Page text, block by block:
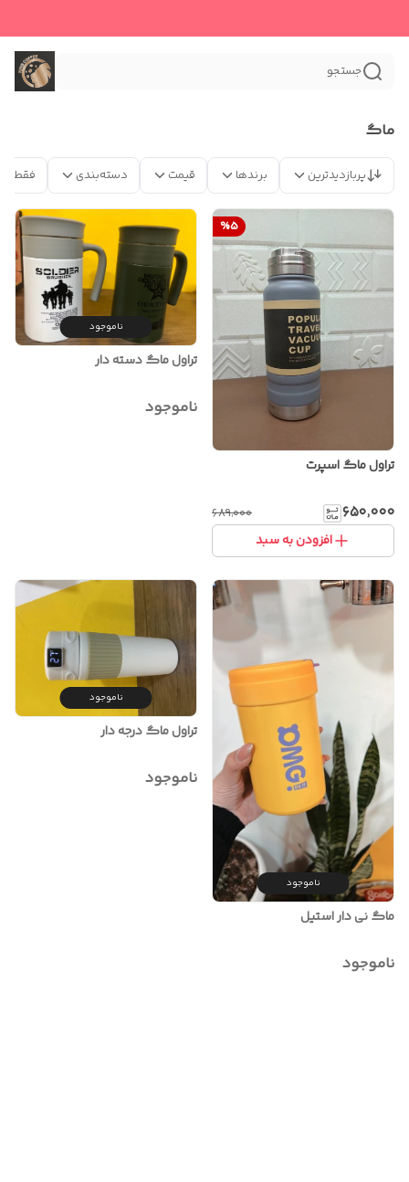
جستجو
ماگ
پربازدیدترین برندها قیمت دسته‌بندی فقط
%5
تراول ماگ اسپرت
۶۵۰٬۰۰۰ ۶۸۹٬۰۰۰
افزودن به سبد
ناموجود
تراول ماگ دسته دار
ناموجود
ناموجود
ماگ نی دار استیل
ناموجود
ناموجود
تراول ماگ درجه دار
ناموجود